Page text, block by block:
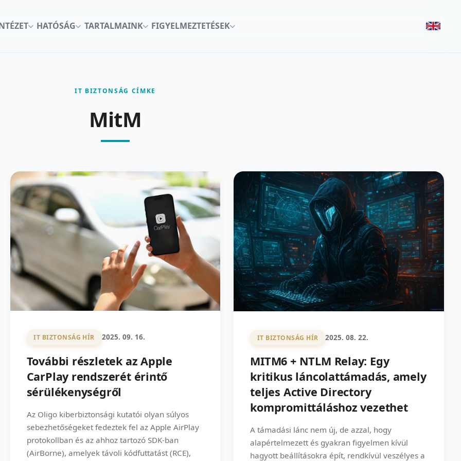
HATÓSÁG TARTALMAINK FIGYELMEZTETÉSEK
IT BIZTONSÁG CÍMKE
MitM
IT BIZTONSÁG HÍR 2025. 09. 16.
További részletek az Apple
CarPlay rendszerét érintő
sérülékenységről
Az Oligo kiberbiztonsági kutatói olyan súlyos
sebezhetőségeket fedeztek fel az Apple AirPlay
protokollban és az ahhoz tartozó SDK-ban
(AirBorne), amelyek távoli kódfuttatást (RCE),
IT BIZTONSÁG HÍR 2025. 08. 22.
MITM6 + NTLM Relay: Egy
kritikus láncolattámadás, amely
teljes Active Directory
kompromittáláshoz vezethet
A támadási lánc nem új, de azzal, hogy
alapértelmezett és gyakran figyelmen kívül
hagyott beállításokra épít, rendkívül veszélyes a